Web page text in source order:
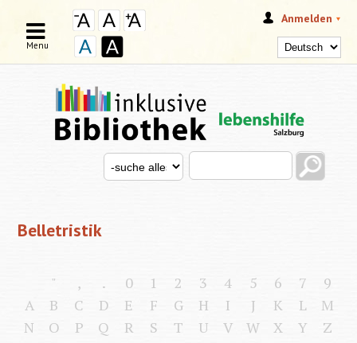
Anmelden
SUCHFORMULAR
Search this site
Search for
Menu
Belletristik
" , . 0 1 2 3 4 5 6 7
9
A
B C D E F G H I J K L
M
N
O P Q R S T U V W X Y Z